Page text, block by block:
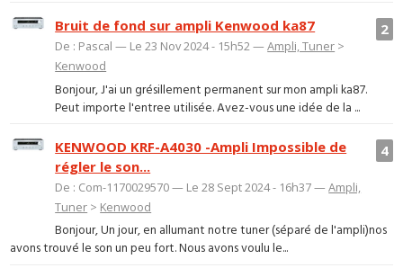
2
Bruit de fond sur ampli Kenwood ka87
De : Pascal — Le 23 Nov 2024 - 15h52 —Ampli, Tuner >
Kenwood
Bonjour, J'ai un grésillement permanent sur mon ampli ka87.
Peut importe l'entree utilisée. Avez-vous une idée de la ...
4
KENWOOD KRF-A4030 -Ampli Impossible de
régler le son...
De : Com-1170029570 — Le 28 Sept 2024 - 16h37 —Ampli,
Tuner > Kenwood
Bonjour, Un jour, en allumant notre tuner (séparé de l'ampli)nos
avons trouvé le son un peu fort. Nous avons voulu le...